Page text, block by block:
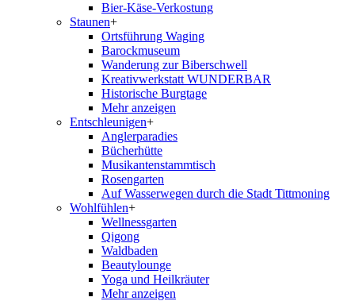
Bier-Käse-Verkostung
Staunen+
Ortsführung Waging
Barockmuseum
Wanderung zur Biberschwell
Kreativwerkstatt WUNDERBAR
Historische Burgtage
Mehr anzeigen
Entschleunigen+
Anglerparadies
Bücherhütte
Musikantenstammtisch
Rosengarten
Auf Wasserwegen durch die Stadt Tittmoning
Wohlfühlen+
Wellnessgarten
Qigong
Waldbaden
Beautylounge
Yoga und Heilkräuter
Mehr anzeigen